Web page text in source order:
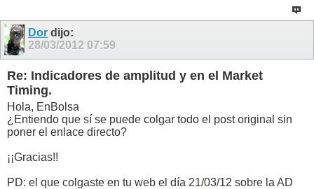
Dor dijo:
28/03/2012 07:59
Re: Indicadores de amplitud y en el Market
Timing.
Hola, EnBolsa
¿Entiendo que sí se puede colgar todo el post original sin
poner el enlace directo?
¡¡Gracias!!
PD: el que colgaste en tu web el día 21/03/12 sobre la AD